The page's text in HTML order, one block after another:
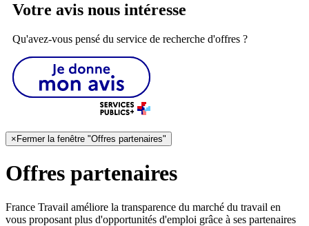
Votre avis nous intéresse
Qu'avez-vous pensé du service de recherche d'offres ?
× Fermer la fenêtre "Offres partenaires"
Offres partenaires
France Travail améliore la transparence du marché du travail en
vous proposant plus d'opportunités d'emploi grâce à ses partenaires